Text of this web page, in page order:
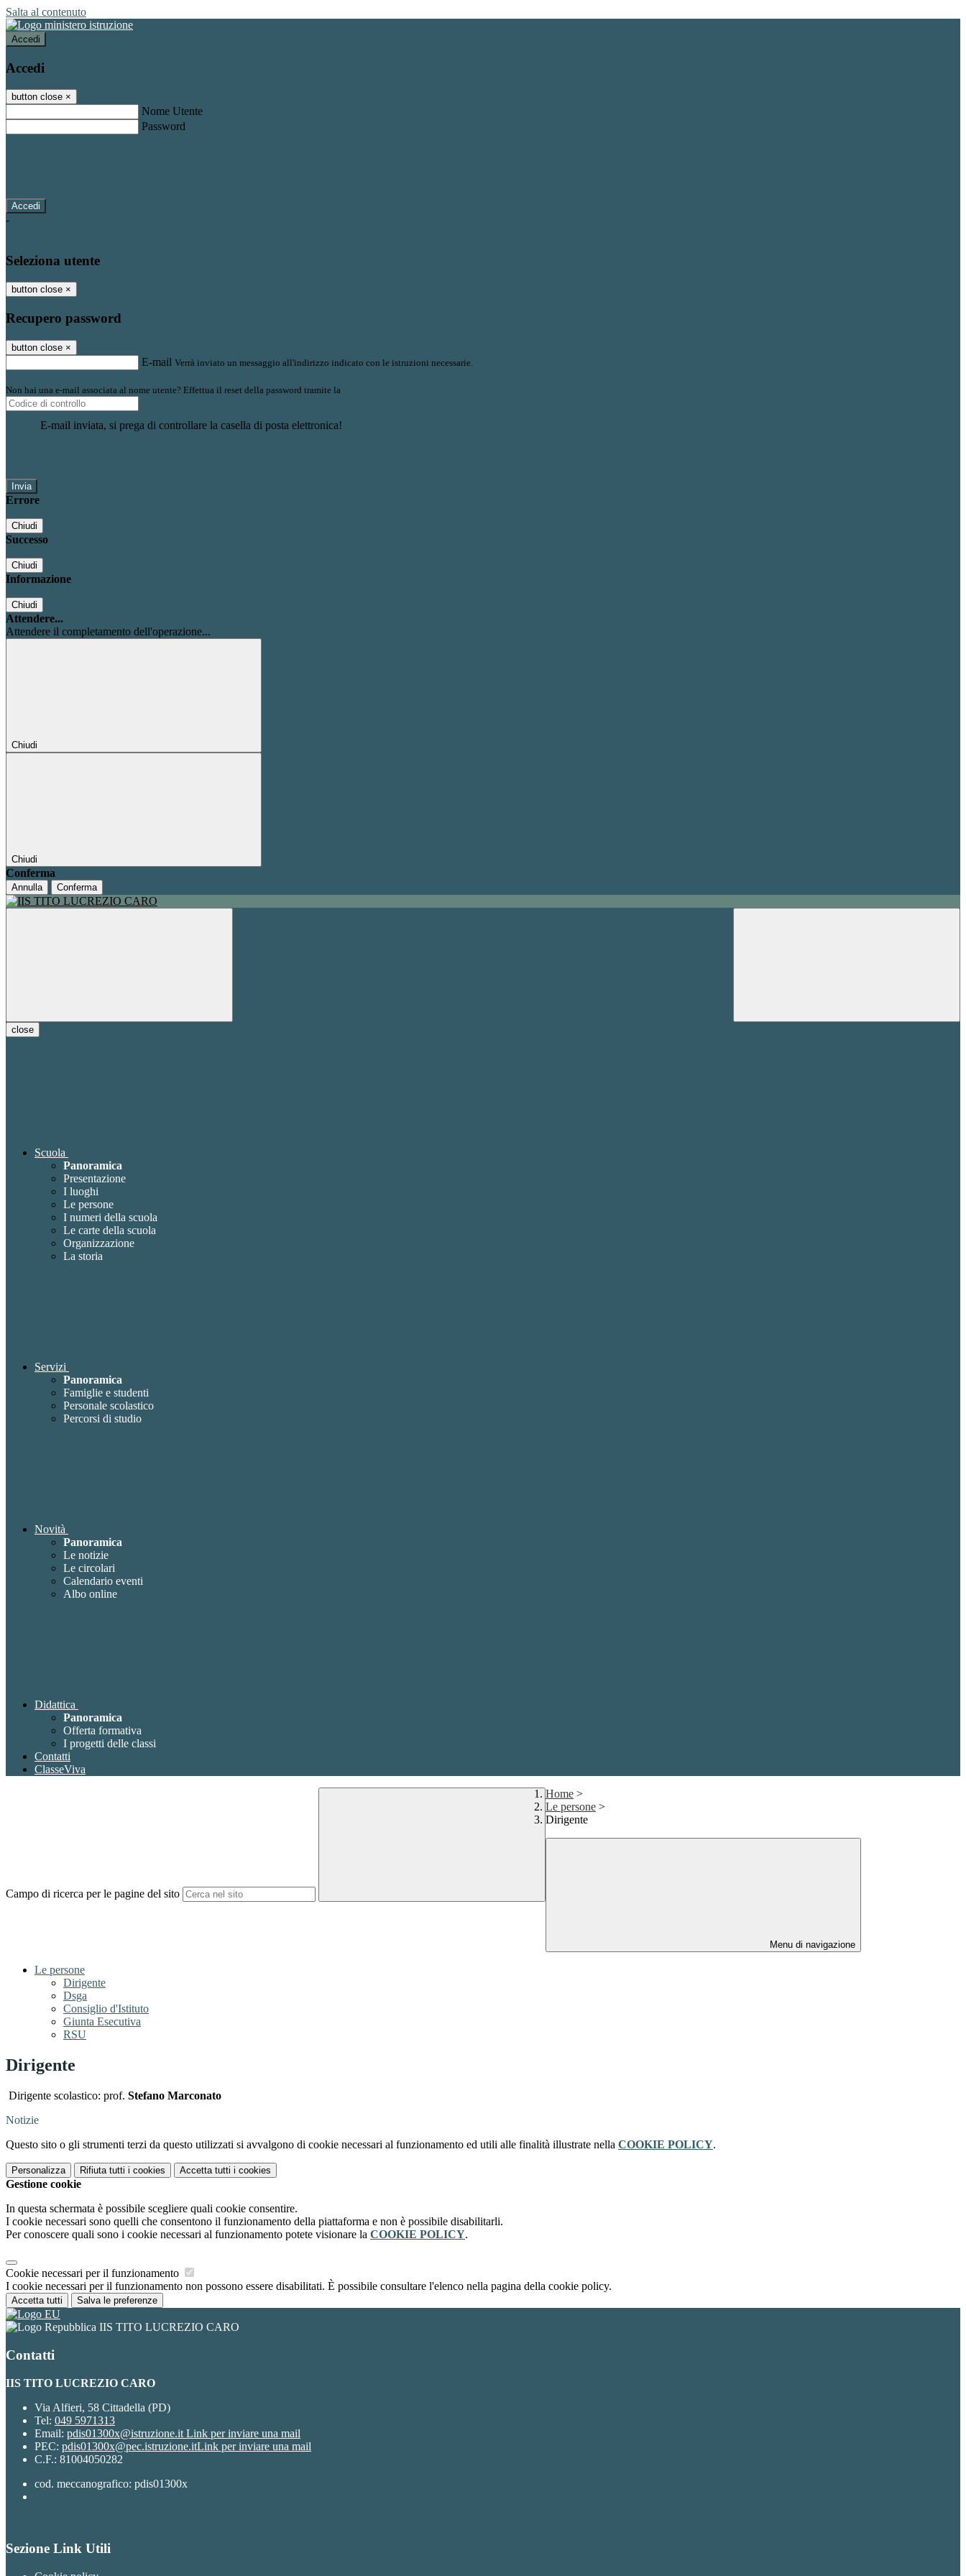
Salta al contenuto
Accedi
Accedi
button close ×
Nome Utente
Password
-
Seleziona utente
button close ×
Recupero password
button close ×
E-mail Verrà inviato un messaggio all'indirizzo indicato con le istruzioni necessarie.
Non hai una e-mail associata al nome utente? Effettua il reset della password tramite la
E-mail inviata, si prega di controllare la casella di posta elettronica!
Errore
Chiudi
Successo
Chiudi
Informazione
Chiudi
Attendere...
Attendere il completamento dell'operazione...
Chiudi
Chiudi
Conferma
Annulla Conferma
close
Scuola
Panoramica
Presentazione
I luoghi
Le persone
I numeri della scuola
Le carte della scuola
Organizzazione
La storia
Servizi
Panoramica
Famiglie e studenti
Personale scolastico
Percorsi di studio
Novità
Panoramica
Le notizie
Le circolari
Calendario eventi
Albo online
Didattica
Panoramica
Offerta formativa
I progetti delle classi
Contatti
ClasseViva
Campo di ricerca per le pagine del sito
Home >
Le persone >
Dirigente
Menu di navigazione
Le persone
Dirigente
Dsga
Consiglio d'Istituto
Giunta Esecutiva
RSU
Dirigente
Dirigente scolastico: prof. Stefano Marconato
Notizie
Questo sito o gli strumenti terzi da questo utilizzati si avvalgono di cookie necessari al funzionamento ed utili alle finalità illustrate nella COOKIE POLICY.
Personalizza Rifiuta tutti i cookies Accetta tutti i cookies
Gestione cookie
In questa schermata è possibile scegliere quali cookie consentire.
I cookie necessari sono quelli che consentono il funzionamento della piattaforma e non è possibile disabilitarli.
Per conoscere quali sono i cookie necessari al funzionamento potete visionare la COOKIE POLICY.
Cookie necessari per il funzionamento
I cookie necessari per il funzionamento non possono essere disabilitati. È possibile consultare l'elenco nella pagina della cookie policy.
Accetta tutti Salva le preferenze
IIS TITO LUCREZIO CARO
Contatti
IIS TITO LUCREZIO CARO
Via Alfieri, 58 Cittadella (PD)
Tel: 049 5971313
Email: pdis01300x@istruzione.it Link per inviare una mail
PEC: pdis01300x@pec.istruzione.itLink per inviare una mail
C.F.: 81004050282
cod. meccanografico: pdis01300x
Sezione Link Utili